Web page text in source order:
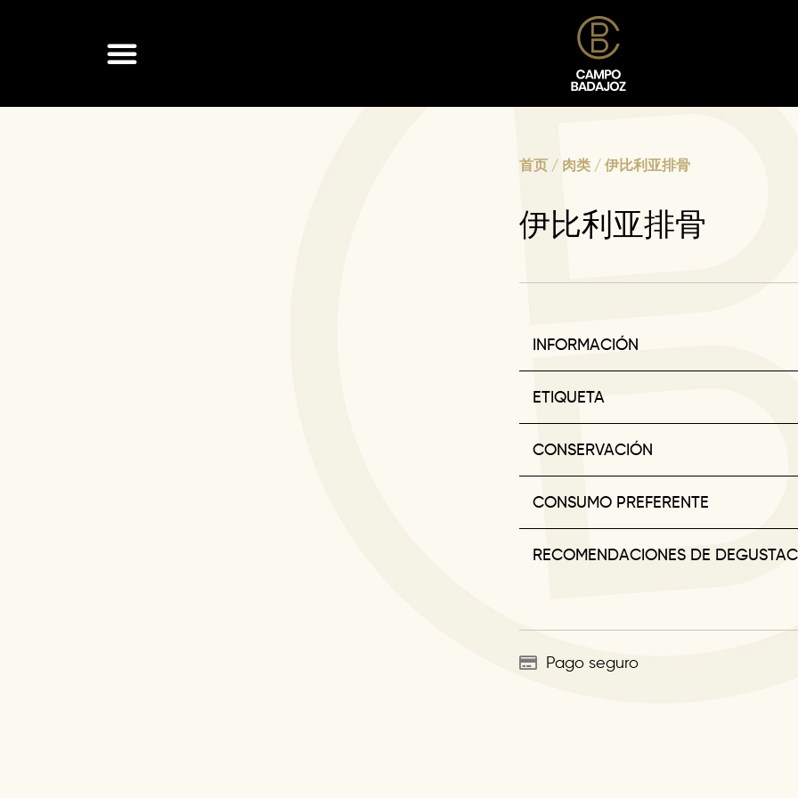
首页/ 肉类/ 伊比利亚排骨
伊比利亚排骨
INFORMACIÓN
ETIQUETA
CONSERVACIÓN
CONSUMO PREFERENTE
RECOMENDACIONES DE
Pago seguro